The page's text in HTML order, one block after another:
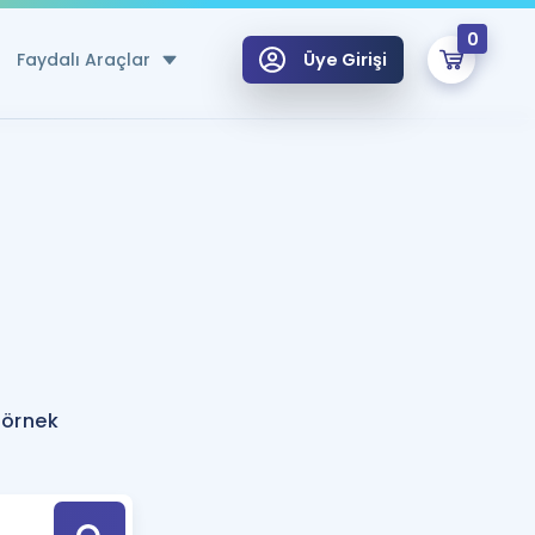
Faydalı Araçlar
Hesaplama Aracı
için Öneriler
Tek Takvimde
Üye Girişi
0